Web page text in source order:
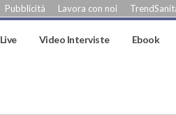
Pubblicità Lavora con noi
Live Video Interviste Ebook